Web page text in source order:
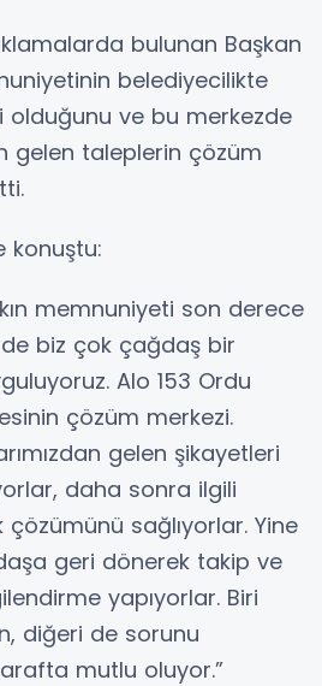
bulunan Başkan
belediyecilikte
olduğunu ve bu merkezde
gelen taleplerin çözüm
konuştu:
memnuniyeti son derece
biz çok çağdaş bir
Alo 153 Ordu
çözüm merkezi.
gelen şikayetleri
daha sonra ilgili
sağlıyorlar. Yine
geri dönerek takip ve
yapıyorlar. Biri
diğeri de sorunu
mutlu oluyor.”